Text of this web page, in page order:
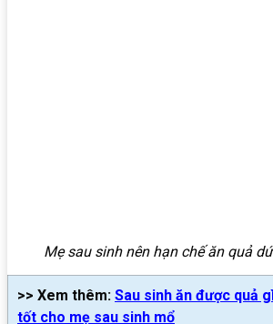
Mẹ sau sinh nên hạn chế ăn quả
>> Xem thêm: Sau sinh ăn được quả
tốt cho mẹ sau sinh mổ